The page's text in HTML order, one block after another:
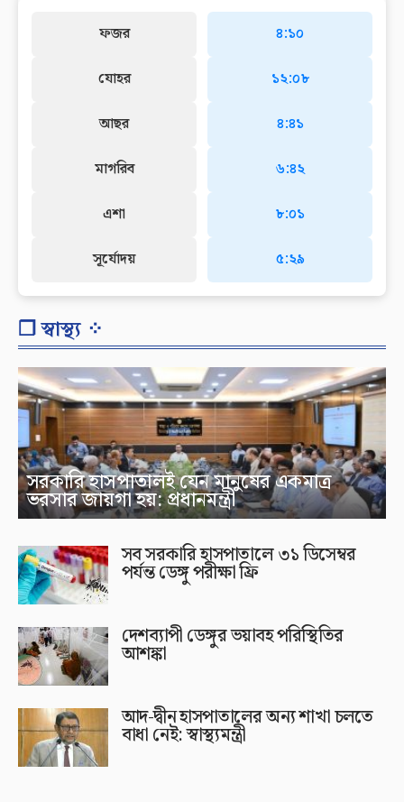
ফজর
যোহর
আছর
মাগরিব
এশা
সূর্যোদয়
৪:১০
১২:০৮
৪:৪১
৬:৪২
৮:০১
৫:২৯
❐ স্বাস্থ্য ⁘
সরকারি হাসপাতালই যেন মানুষের একমাত্র
ভরসার জায়গা হয়: প্রধানমন্ত্রী
সব সরকারি হাসপাতালে ৩১ ডিসেম্বর
পর্যন্ত ডেঙ্গু পরীক্ষা ফ্রি
দেশব্যাপী ডেঙ্গুর ভয়াবহ পরিস্থিতির
আশঙ্কা
আদ-দ্বীন হাসপাতালের অন্য শাখা চলতে
বাধা নেই: স্বাস্থ্যমন্ত্রী